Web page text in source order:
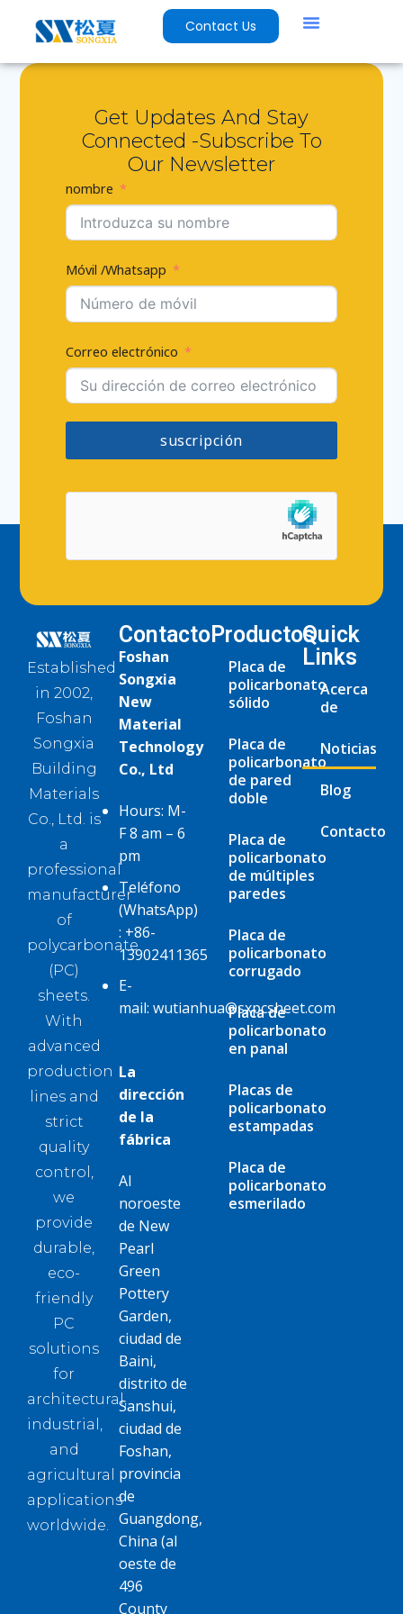
Contact Us
Get Updates And Stay
Connected -Subscribe To
Our Newsletter
nombre
Móvil /Whatsapp
Correo electrónico
suscripción
Established
in 2002,
Foshan
Songxia
Building
Materials
Co., Ltd. is
a
professional
manufacturer
of
polycarbonate
(PC)
sheets.
With
advanced
production
lines and
strict
quality
control,
we
provide
durable,
eco-
friendly
PC
solutions
for
architectural,
industrial,
and
agricultural
applications
worldwide.
Productos
Placa de
policarbonato
sólido
Placa de
policarbonato
de pared
doble
Placa de
policarbonato
de múltiples
paredes
Placa de
policarbonato
corrugado
Placa de
policarbonato
en panal
Placas de
policarbonato
estampadas
Placa de
policarbonato
esmerilado
Quick
Links
Acerca
de
Noticias
Blog
Contacto
Contacto
Foshan
Songxia
New
Material
Technology
Co., Ltd
Hours: M-
F 8 am – 6
pm
Teléfono
(WhatsApp)
: +86-
13902411365
E-
mail: wutianhua@sxpcsheet.com
La
dirección
de la
fábrica
Al
noroeste
de New
Pearl
Green
Pottery
Garden,
ciudad de
Baini,
distrito de
Sanshui,
ciudad de
Foshan,
provincia
de
Guangdong,
China (al
oeste de
496
County